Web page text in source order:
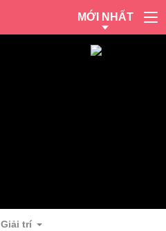
MỚI NHẤT
Giải trí